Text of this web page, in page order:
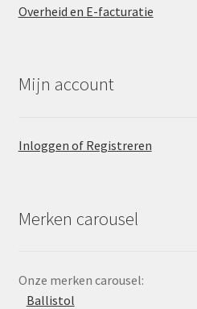
Overheid en E-facturatie
Mijn account
Inloggen of Registreren
Merken carousel
Onze merken carousel:
Ballistol